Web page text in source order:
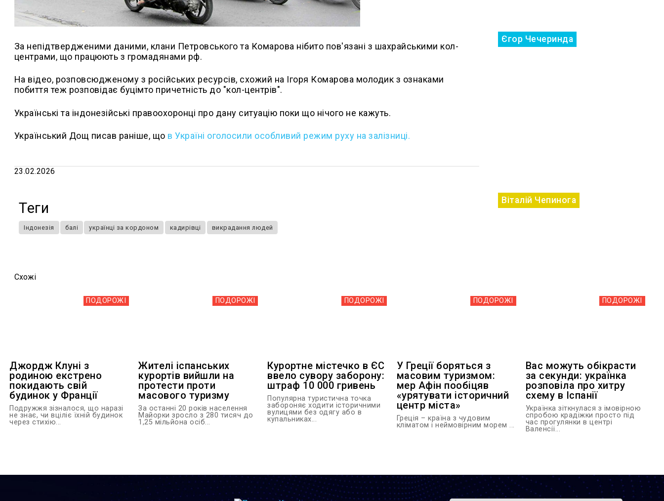
За непідтвердженими даними, клани Петровського та Комарова нібито пов'язані з шахрайськими кол-
центрами, що працюють з громадянами рф.
На відео, розповсюдженому з російських ресурсів, схожий на Ігоря Комарова молодик з ознаками
побиття теж розповідає буцімто причетність до "кол-центрів".
Українські та індонезійські правоохоронці про дану ситуацію поки що нічого не кажуть.
Український Дощ писав раніше, що вУкраїні оголосили особливий режим руху на залізниці.
23.02.2026
Теги
Індонезія балі українці за кордоном кадирівці викрадання людей
Єгор Чечеринда
Віталій Чепинога
Схожi
ПОДОРОЖІ
Джордж Клуні з
родиною екстрено
покидають свій
будинок у Франції
Подружжя зізналося, що наразі
не знає, чи вціліє їхній будинок
через стихію...
ПОДОРОЖІ
Жителі іспанських
курортів вийшли на
протести проти
масового туризму
За останні 20 років населення
Майорки зросло з 280 тисяч до
1,25 мільйона осіб...
ПОДОРОЖІ
Курортне містечко в ЄС
ввело сувору заборону:
штраф 10 000 гривень
Популярна туристична точка
забороняє ходити історичними
вулицями без одягу або в
купальниках...
ПОДОРОЖІ
У Греції боряться з
масовим туризмом:
мер Афін пообіцяв
«урятувати історичний
центр міста»
Греція – країна з чудовим
кліматом і неймовірним морем ...
ПОДОРОЖІ
Вас можуть обікрасти
за секунди: українка
розповіла про хитру
схему в Іспанії
Українка зіткнулася з імовірною
спробою крадіжки просто під
час прогулянки в центрі
Валенсії...